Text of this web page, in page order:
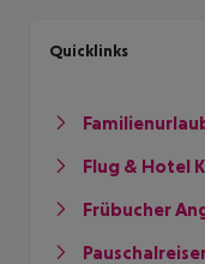
Quicklinks
Flug & Hotel
Frübucher